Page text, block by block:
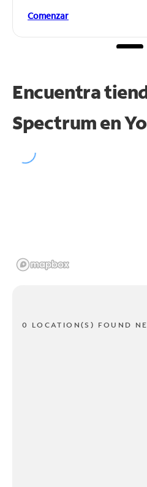
Comenzar
Encuentra
Spectrum en
0 LOCATION(S) FOUND